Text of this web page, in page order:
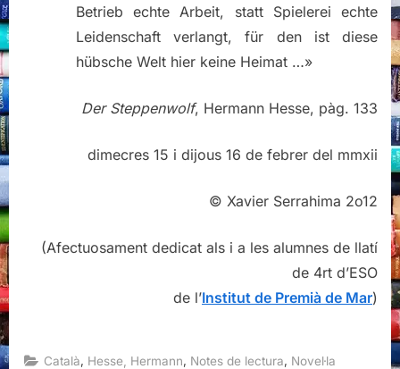
Betrieb echte Arbeit, statt Spielerei echte
Leidenschaft verlangt, für den ist diese
hübsche Welt hier keine Heimat …»
Der Steppenwolf, Hermann Hesse, pàg. 133
dimecres 15 i dijous 16 de febrer del mmxii
© Xavier Serrahima 2o12
(Afectuosament dedicat als i a les alumnes de llatí
de 4rt d’ESO
de l’Institut de Premià de Mar)
Català Hesse, Hermann Notes de lectura Novel·la